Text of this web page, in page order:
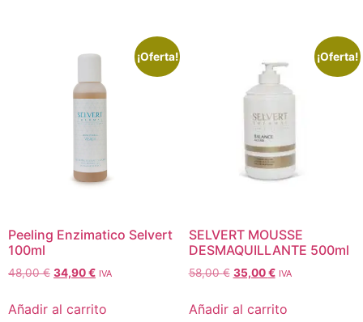
¡Oferta!
Peeling Enzimatico Selvert
100ml
48,00€ 34,90€ IVA
Añadir al carrito
¡Oferta!
SELVERT MOUSSE
DESMAQUILLANTE 500ml
58,00€ 35,00€ IVA
Añadir al carrito